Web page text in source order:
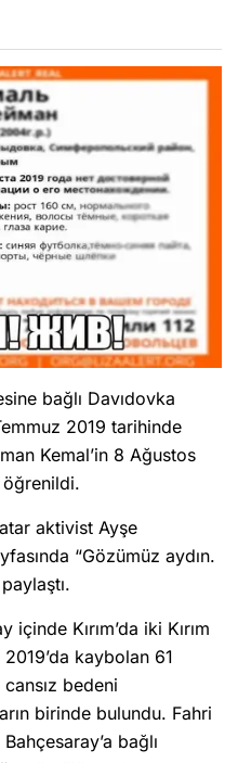
bağlı Davıdovka
2019 tarihinde
Kemal’in 8 Ağustos
aktivist Ayşe
“Gözümüz aydın.
içinde Kırım’da iki Kırım
kaybolan 61
bedeni
birinde bulundu. Fahri
bağlı